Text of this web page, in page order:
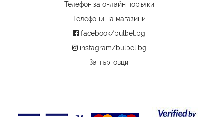
Телефон за онлайн поръчки
Телефони на магазини
facebook/bulbel.bg
instagram/bulbel.bg
За търговци